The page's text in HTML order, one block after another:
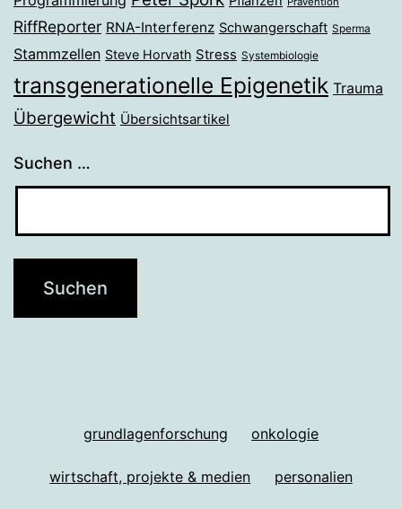
RiffReporter RNA-Interferenz Schwangerschaft Sperma
Stammzellen Steve Horvath Stress Systembiologie
transgenerationelle Epigenetik Trauma
Übergewicht Übersichtsartikel
Suchen …
grundlagenforschung onkologie
wirtschaft, projekte & medien personalien